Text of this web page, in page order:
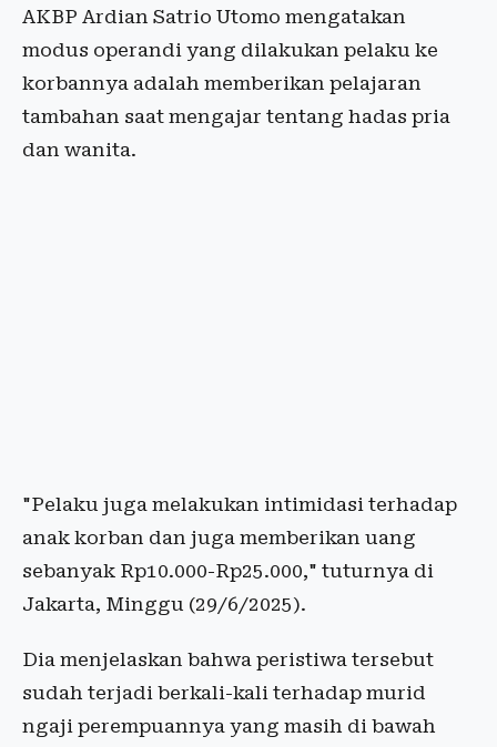
AKBP Ardian Satrio Utomo mengatakan
modus operandi yang dilakukan pelaku ke
korbannya adalah memberikan pelajaran
tambahan saat mengajar tentang hadas pria
dan wanita.
"Pelaku juga melakukan intimidasi terhadap
anak korban dan juga memberikan uang
sebanyak Rp10.000-Rp25.000," tuturnya di
Jakarta, Minggu (29/6/2025).
Dia menjelaskan bahwa peristiwa tersebut
sudah terjadi berkali-kali terhadap murid
ngaji perempuannya yang masih di bawah